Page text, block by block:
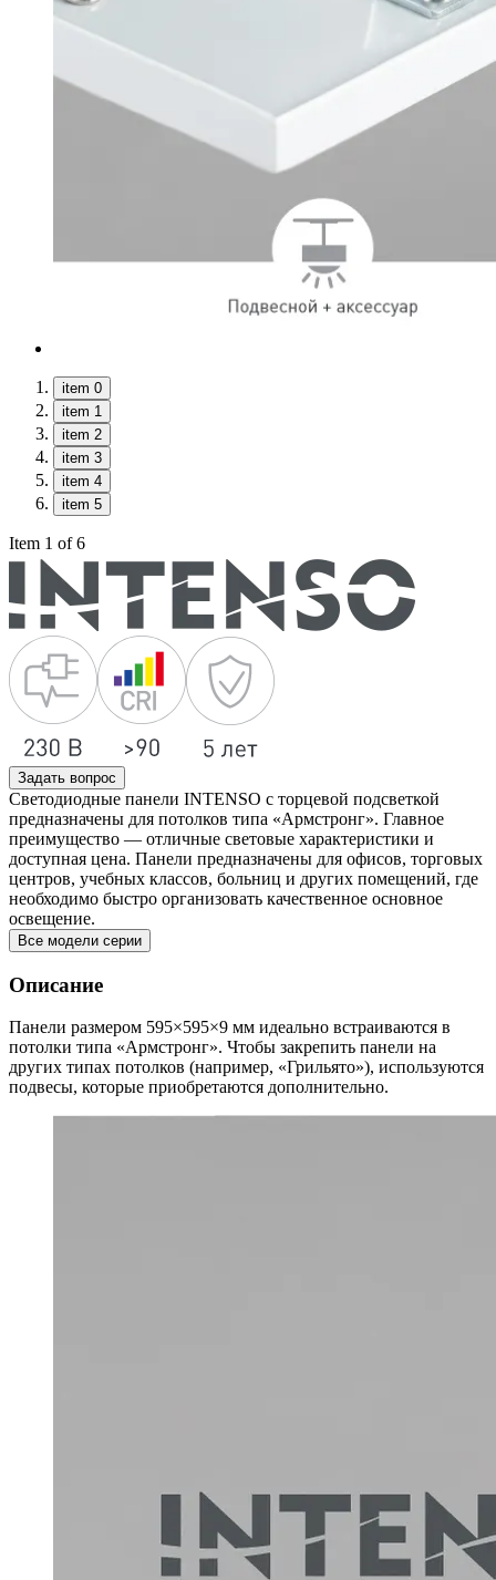
item 0
item 1
item 2
item 3
item 4
item 5
Item 1 of 6
Задать вопрос
Светодиодные панели INTENSO с торцевой подсветкой
предназначены для потолков типа «Армстронг». Главное
преимущество — отличные световые характеристики и
доступная цена. Панели предназначены для офисов, торговых
центров, учебных классов, больниц и других помещений, где
необходимо быстро организовать качественное основное
освещение.
Все модели серии
Описание
Панели размером 595×595×9 мм идеально встраиваются в
потолки типа «Армстронг». Чтобы закрепить панели на
других типах потолков (например, «Грильято»), используются
подвесы, которые приобретаются дополнительно.